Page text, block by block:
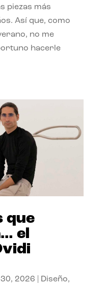
piezas más
Así que, como
no me
hacerle
que
el
2026 Diseño,